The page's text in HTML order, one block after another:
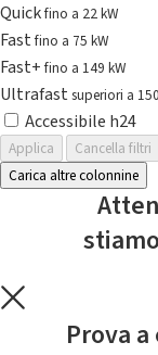
Quickfino a 22 kW
Fastfino a 75 kW
Fast+fino a 149 kW
Ultrafast superiori a
Accessibile h24
Applica
Cancella filtri
Carica altre colonnine
Prova